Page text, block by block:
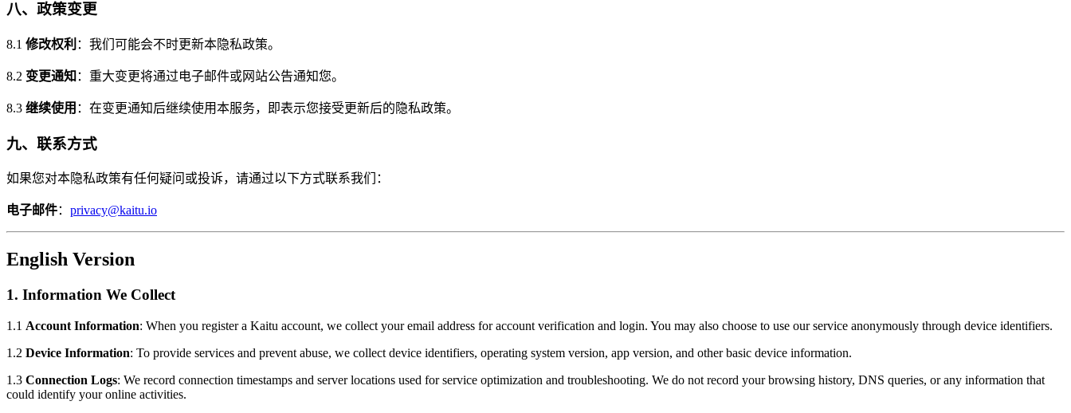
八、政策变更
8.1 修改权利 ：我们可能会不时更新本隐私政策。
8.2 变更通知 ：重大变更将通过电子邮件或网站公告通知您。
8.3 继续使用 ：在变更通知后继续使用本服务，即表示您接受更新后的隐私政策。
九、联系方式
如果您对本隐私政策有任何疑问或投诉，请通过以下方式联系我们：
电子邮件： privacy@kaitu.io
English Version
1. Information We Collect
1.1 Account Information: When you register a Kaitu account, we collect your email address for account verification and login. You may also choose to use our service anonymously through device identifiers.
1.2 Device Information: To provide services and prevent abuse, we collect device identifiers, operating system version, app version, and other basic device information.
1.3 Connection Logs: We record connection timestamps and server locations used for service optimization and troubleshooting. We do not record your browsing history, DNS queries, or any information that
could identify your online activities.